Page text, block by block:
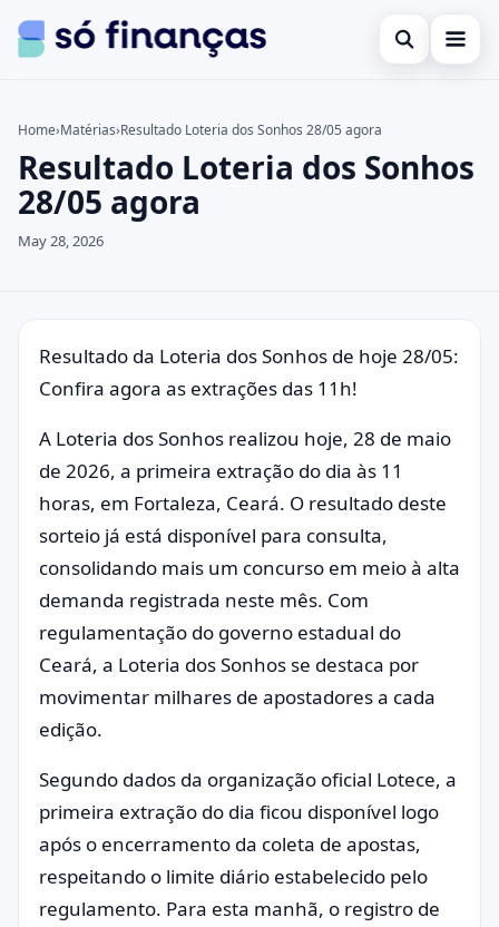
Open search
Empréstimos
Investimentos
Search the site ×
Search for:
Press Enter to search or ESC to close.
Home›Matérias›Resultado Loteria dos Sonhos 28/05 agora
Resultado Loteria dos Sonhos
28/05 agora
May 28, 2026
Resultado da Loteria dos Sonhos de hoje 28/05:
Confira agora as extrações das 11h!
A Loteria dos Sonhos realizou hoje, 28 de maio
de 2026, a primeira extração do dia às 11
horas, em Fortaleza, Ceará. O resultado deste
sorteio já está disponível para consulta,
consolidando mais um concurso em meio à alta
demanda registrada neste mês. Com
regulamentação do governo estadual do
Ceará, a Loteria dos Sonhos se destaca por
movimentar milhares de apostadores a cada
edição.
Segundo dados da organização oficial Lotece, a
primeira extração do dia ficou disponível logo
após o encerramento da coleta de apostas,
respeitando o limite diário estabelecido pelo
regulamento. Para esta manhã, o registro de